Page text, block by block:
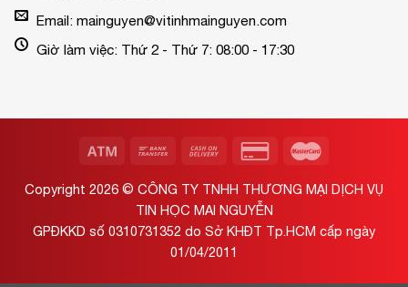
Email: mainguyen@vitinhmainguyen.com
Giờ làm việc: Thứ 2 - Thứ 7: 08:00 - 17:30
Copyright 2026 © CÔNG TY TNHH THƯƠNG MẠI DỊCH VỤ
TIN HỌC MAI NGUYỄN
GPĐKKD số 0310731352 do Sở KHĐT Tp.HCM cấp ngày
01/04/2011